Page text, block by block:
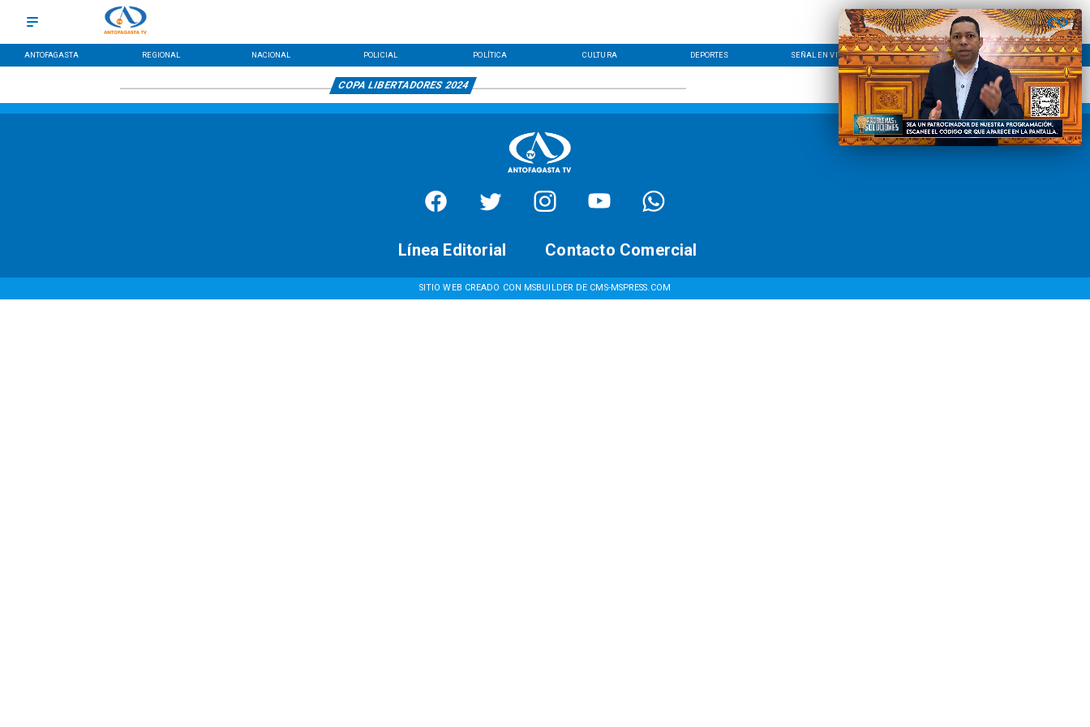
ANTOFAGASTA REGIONAL NACIONAL POLICIAL POLÍTICA CULTURA DEPORTES SEÑAL EN VIVO CONTACTO LÍNEA EDITORIAL
COPA LIBERTADORES 2024
SITIO WEB CREADO CON MSBUILDER DE CMS-MSPRESS.COM
Contacto Comercial
Línea Editorial